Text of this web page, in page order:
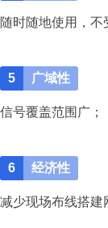
随时随地使用，不
5 广域性
信号覆盖范围广；
6 经济性
减少现场布线搭建